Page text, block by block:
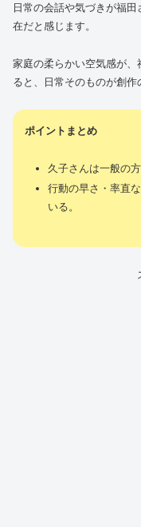
日常の会話や気づきが福
在だと感じます。
家庭の柔らかい空気感が、
ると、日常そのものが創作
ポイントまとめ
久子さんは一般の
行動の早さ・率直
いる。